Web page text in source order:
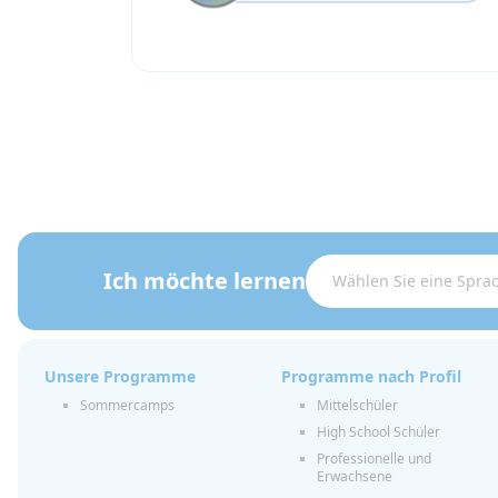
Ich möchte lernen
Unsere Programme
Sommercamps
Programme nach Profil
Mittelschüler
High School Schüler
Professionelle und
Erwachsene